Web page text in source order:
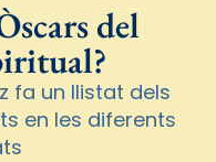
del
fa un llistat dels
en les diferents